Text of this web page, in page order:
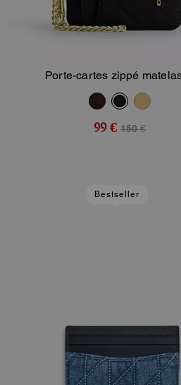
Ajouter Au Panier
Porte-cartes zippé
99 € 150 €
Bestseller